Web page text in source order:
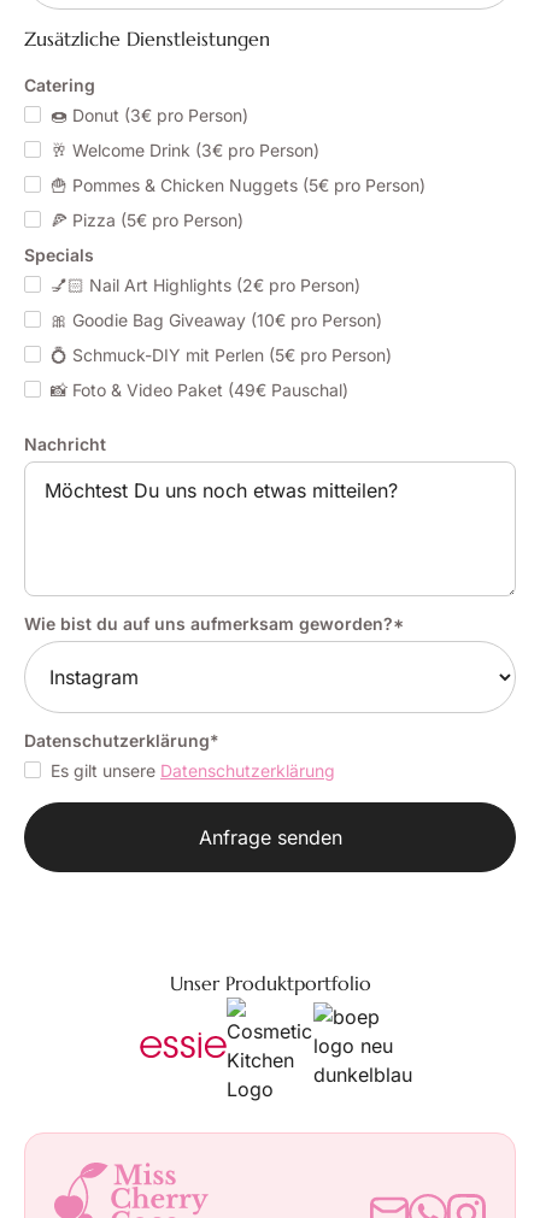
Zusätzliche Dienstleistungen
Catering
🍩 Donut (3€ pro Person)
🥂 Welcome Drink (3€ pro Person)
🍟 Pommes & Chicken Nuggets (5€ pro Person)
🍕 Pizza (5€ pro Person)
Specials
💅🏻 Nail Art Highlights (2€ pro Person)
🎀 Goodie Bag Giveaway (10€ pro Person)
💍 Schmuck-DIY mit Perlen (5€ pro Person)
📸 Foto & Video Paket (49€ Pauschal)
Nachricht
Wie bist du auf uns aufmerksam geworden?*
Datenschutzerklärung*
Es gilt unsere Datenschutzerklärung
Unser Produktportfolio